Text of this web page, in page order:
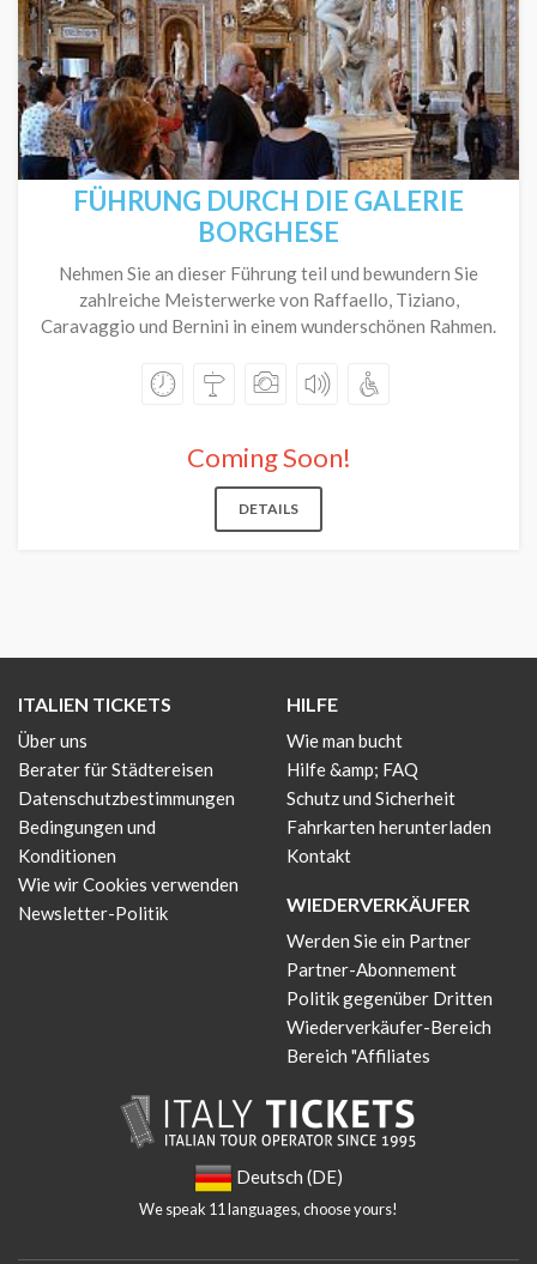
FÜHRUNG DURCH DIE GALERIE
BORGHESE
Nehmen Sie an dieser Führung teil und bewundern Sie
zahlreiche Meisterwerke von Raffaello, Tiziano,
Caravaggio und Bernini in einem wunderschönen Rahmen.
Coming Soon!
DETAILS
ITALIEN TICKETS
Über uns
Berater für Städtereisen
Datenschutzbestimmungen
Bedingungen und
Konditionen
Wie wir Cookies verwenden
Newsletter-Politik
HILFE
Wie man bucht
Hilfe &amp; FAQ
Schutz und Sicherheit
Fahrkarten herunterladen
Kontakt
WIEDERVERKÄUFER
Werden Sie ein Partner
Partner-Abonnement
Politik gegenüber Dritten
Wiederverkäufer-Bereich
Bereich "Affiliates
Deutsch (DE)
We speak 11 languages, choose yours!